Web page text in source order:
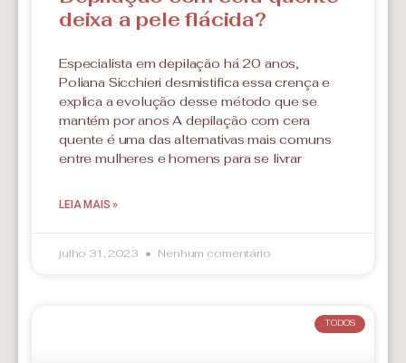
deixa a pele flácida?
Especialista em depilação há 20 anos,
Poliana Sicchieri desmistifica essa crença e
explica a evolução desse método que se
mantém por anos A depilação com cera
quente é uma das alternativas mais comuns
entre mulheres e homens para se livrar
LEIA MAIS »
julho 31, 2023 Nenhum comentário
TODOS